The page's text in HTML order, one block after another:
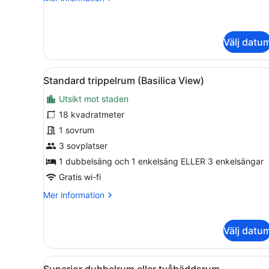
Välj
Öppna
alla
foton
för
Standard
trippelrum
(Basilica
View)
Ett hotellrum med en
5
Standard trippelrum (Basilica View)
Utsikt mot staden
18 kvadratmeter
1 sovrum
3 sovplatser
1 dubbelsäng och 1 enkelsäng ELLER 3 enkelsängar
Gratis wi-fi
Mer information
Mer
(Basilica
View)
Välj
Öppna
Ett hotellrum med en
6